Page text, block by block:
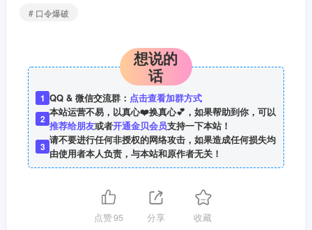
# 口令爆破
想说的
话
1 QQ & 微信交流群： 点击查看加群方式
2
本站运营不易，以真心❤️换真心💕，如果帮助到你，可以
推荐给朋友或者开通金贝会员支持一下本站！
3
请不要进行任何非授权的网络攻击，如果造成任何损失均
由使用者本人负责，与本站和原作者无关！
点赞95 分享 收藏